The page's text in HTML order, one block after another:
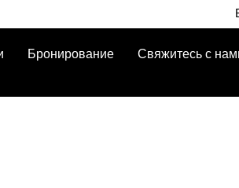
Без
Бронирование Свяжитесь с